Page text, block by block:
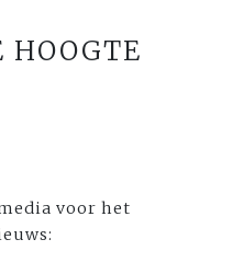
HOOGTE
voor het